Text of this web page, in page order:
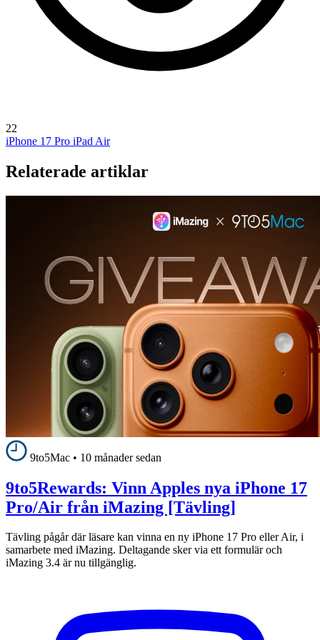
22
iPhone 17 Pro iPad Air
Relaterade artiklar
9to5Mac • 10 månader sedan
9to5Rewards: Vinn Apples nya iPhone 17
Pro/Air från iMazing [Tävling]
Tävling pågår där läsare kan vinna en ny iPhone 17 Pro eller Air, i
samarbete med iMazing. Deltagande sker via ett formulär och
iMazing 3.4 är nu tillgänglig.